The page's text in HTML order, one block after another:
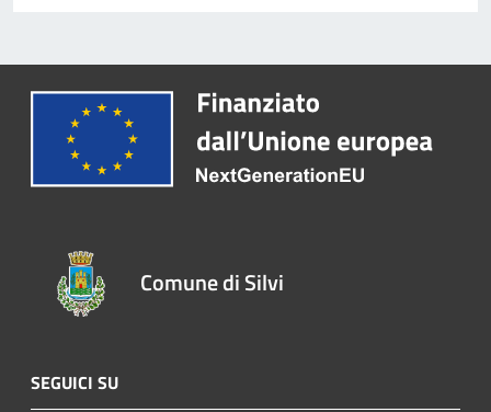
Comune di Silvi
SEGUICI SU